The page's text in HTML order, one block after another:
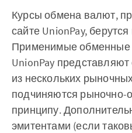
Курсы обмена валют,
сайте UnionPay,
Применимые обменные
UnionPay
из нескольких
подчиняются рыночно-
принципу.
эмитентами (если